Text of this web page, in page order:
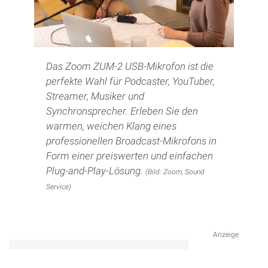
Das Zoom ZUM-2 USB-Mikrofon ist die
perfekte Wahl für Podcaster, YouTuber,
Streamer, Musiker und
Synchronsprecher. Erleben Sie den
warmen, weichen Klang eines
professionellen Broadcast-Mikrofons in
Form einer preiswerten und einfachen
Plug-and-Play-Lösung. (Bild: Zoom, Sound
Service)
Anzeige